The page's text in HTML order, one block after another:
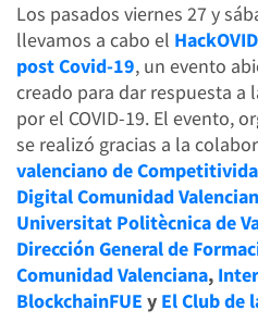
Los pasados viernes 27 y
llevamos a cabo el
post Covid-19, un evento
creado para dar respuesta a
por el COVID-19. El evento,
se realizó gracias a la
valenciano de
Digital Comunidad
Universitat Politècnica de
Dirección General de
Comunidad Valenciana,
BlockchainFUE y El Club de